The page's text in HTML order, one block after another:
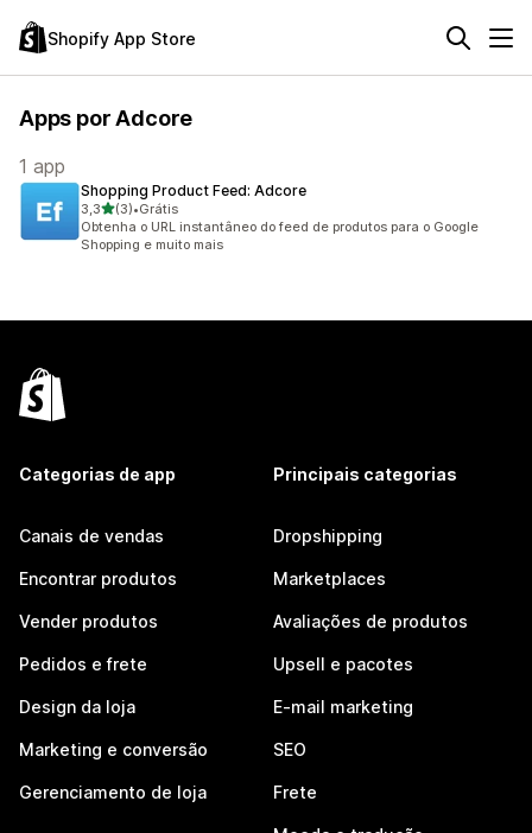
Shopify App Store
Apps por Adcore
1 app
Shopping Product Feed: Adcore
3,3de 5 estrelas
(3)
3 avaliações ao todo
•Grátis
Obtenha o URL instantâneo do feed de produtos para o Google
Shopping e muito mais
Categorias de app
Canais de vendas
Encontrar produtos
Vender produtos
Pedidos e frete
Design da loja
Marketing e conversão
Gerenciamento de loja
Principais categorias
Dropshipping
Marketplaces
Avaliações de produtos
Upsell e pacotes
E-mail marketing
SEO
Frete